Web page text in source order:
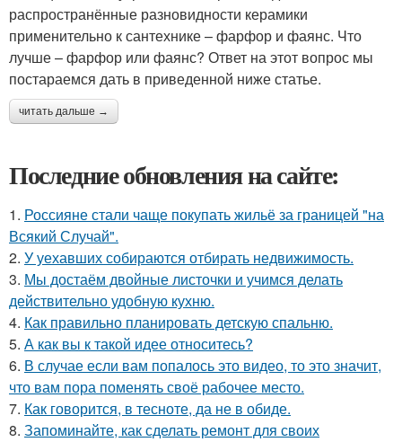
распространённые разновидности керамики
применительно к сантехнике – фарфор и фаянс. Что
лучше – фарфор или фаянс? Ответ на этот вопрос мы
постараемся дать в приведенной ниже статье.
читать дальше →
Последние обновления на сайте:
1. Россияне стали чаще покупать жильё за границей "на
Всякий Случай".
2. У уехавших собираются отбирать недвижимость.
3. Мы достаём двойные листочки и учимся делать
действительно удобную кухню.
4. Как правильно планировать детскую спальню.
5. А как вы к такой идее относитесь?
6. В случае если вам попалось это видео, то это значит,
что вам пора поменять своё рабочее место.
7. Как говорится, в тесноте, да не в обиде.
8. Запоминайте, как сделать ремонт для своих